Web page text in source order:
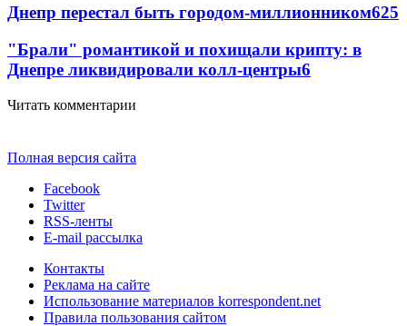
Днепр перестал быть городом-миллионником625
"Брали" романтикой и похищали крипту: в
Днепре ликвидировали колл-центры6
Читать комментарии
Полная версия сайта
Facebook
Twitter
RSS-ленты
E-mail рассылка
Контакты
Реклама на сайте
Использование материалов korrespondent.net
Правила пользования сайтом